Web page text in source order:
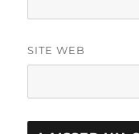
SITE WEB